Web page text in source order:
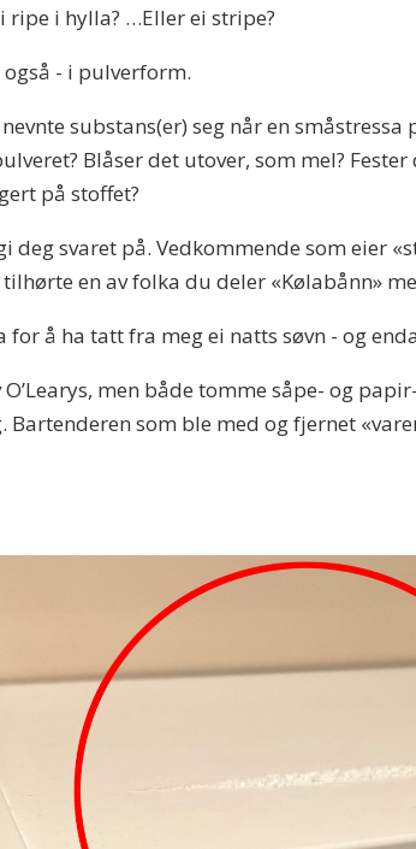
ripe i hylla? …Eller ei stripe?
- i pulverform.
substans(er) seg når en
Blåser det utover, som mel?
på stoffet?
deg svaret på. Vedkommende som eier
en av folka du deler «Kølabånn»
for å ha tatt fra meg ei natts søvn - og
men både tomme såpe- og
som ble med og fjernet